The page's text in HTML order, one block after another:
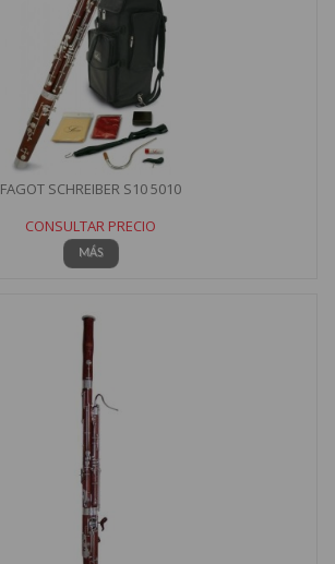
FAGOT SCHREIBER S10 5010
CONSULTAR PRECIO
MÁS